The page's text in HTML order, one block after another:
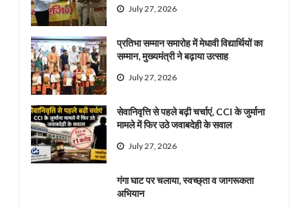
July 27, 2026
प्रतिभा सम्मान समारोह में मेधावी विद्यार्थियों का
सम्मान, मुख्यमंत्री ने बढ़ाया उत्साह
July 27, 2026
सेवानिवृत्ति से पहले बढ़ी चर्चाएं, CCI के जुर्माना
मामले में फिर उठे जवाबदेही के सवाल
July 27, 2026
गंगा घाट पर चलाया, स्वच्छ्ता व जागरूकता
अभियान